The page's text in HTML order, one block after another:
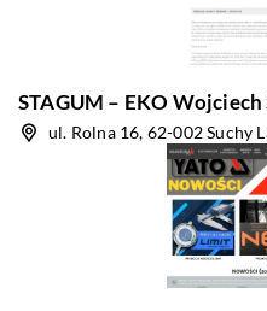
STAGUM – EKO Wojciech
ul. Rolna 16, 62-002 Suchy